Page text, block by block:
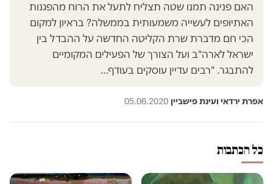
האם פנינה תמנו שטה תצליח לתעל את הרוח מהפגנות
האתיופים לעשייה משמעותית בממשלה? בראיון למקום
הכי חם מדברת שרת הקליטה החדשה על ההבדל בין
ישראל לארה"ב ועל הצורך של הפעילים המקומיים
להתבגר. "רבים עדיין עוסקים בעודף…
אפרת ירדאי ועינת פישביין·
05.06.2020
כל הכתבות